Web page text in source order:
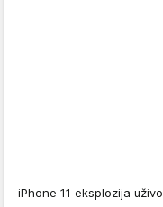
iPhone 11 eksplozija uživo